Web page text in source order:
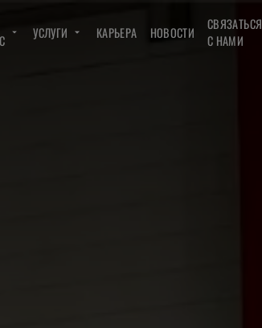
УСЛУГИ КАРЬЕРА НОВОСТИ
СВЯЗАТЬСЯ
С НАМИ